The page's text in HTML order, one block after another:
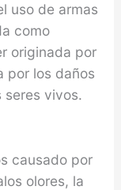
uso de armas
como
originada por
por los daños
seres vivos.
causado por
olores, la